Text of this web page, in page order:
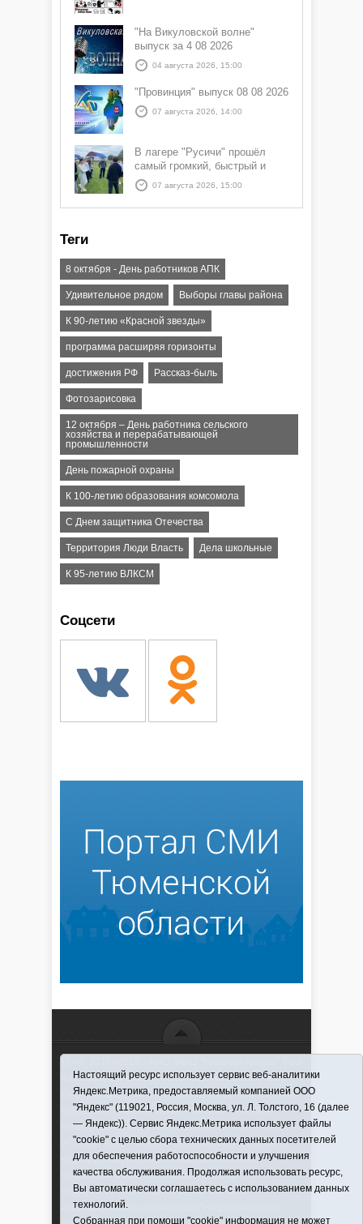
"На Викуловской волне"
выпуск за 4 08 2026
04 августа 2026, 15:00
"Провинция" выпуск 08 08 2026
07 августа 2026, 14:00
В лагере "Русичи" прошёл
самый громкий, быстрый и
азартный час дня — Спортчас
07 августа 2026, 15:00
Теги
8 октября - День работников АПК
Удивительное рядом Выборы главы района
К 90-летию «Красной звезды»
программа расширяя горизонты
достижения РФ Рассказ-быль
Фотозарисовка
12 октября – День работника сельского
хозяйства и перерабатывающей
промышленности
День пожарной охраны
К 100-летию образования комсомола
С Днем защитника Отечества
Территория Люди Власть Дела школьные
К 95-летию ВЛКСМ
Соцсети
использовании материалов ссылка обязательна
Информационная лента выходит при финансовой
поддержке правительства Тюменской области
Регистрационный номер СМИ ЭЛ № ФС 77-66066
от 10.06. 2016 г. выдано Федеральной службой по
надзору в сфере связи, информационных
технологий и массовых коммуникаций.
Учредитель (соучредители) Автономная
некоммерческая организация "Информационно-
Настоящий ресурс использует сервис веб-аналитики
Яндекс.Метрика, предоставляемый компанией ООО
"Яндекс" (119021, Россия, Москва, ул. Л. Толстого, 16 (далее
— Яндекс)). Сервис Яндекс.Метрика использует файлы
"cookie" с целью сбора технических данных посетителей
для обеспечения работоспособности и улучшения
качества обслуживания. Продолжая использовать ресурс,
Вы автоматически соглашаетесь с использованием данных
технологий.
Собранная при помощи "cookie" информация не может